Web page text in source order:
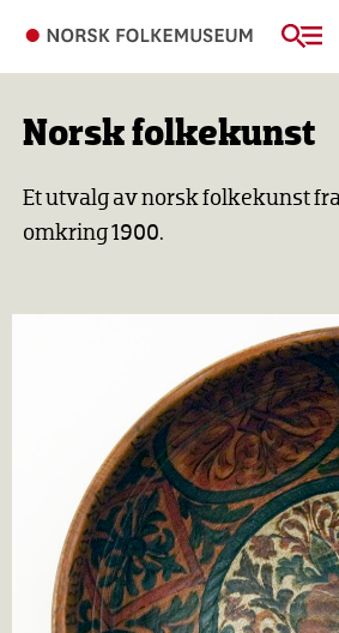
Norsk folkekunst
Et utvalg av norsk folkekunst
omkring 1900.